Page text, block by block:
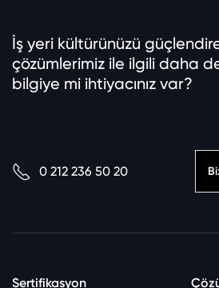
İş yeri kültürünüzü
çözümlerimiz ile ilgili daha
bilgiye mi ihtiyacınız var?
0 212 236 50 20
Sertifikasyon